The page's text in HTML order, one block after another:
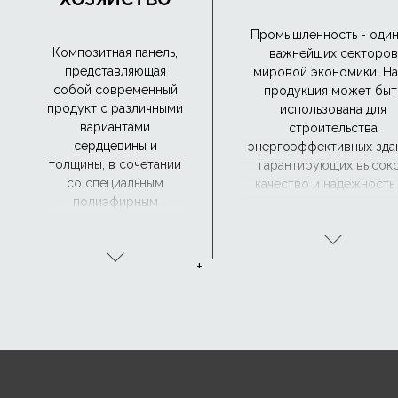
Композитная панель,
представляющая
собой современный
продукт с различными
вариантами
сердцевины и
толщины, в сочетании
со специальным
полиэфирным
предназначена для
свинарников,
Промышленность -
важнейших секторов
мировой экономики.
продукция может
использована для
строительства
энергоэффективных
гарантирующих
качество и надежность
и европейским
стандартам.
+